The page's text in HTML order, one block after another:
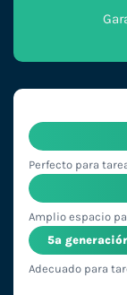
Perfecto para
Amplio espacio
5ª
Adecuado para